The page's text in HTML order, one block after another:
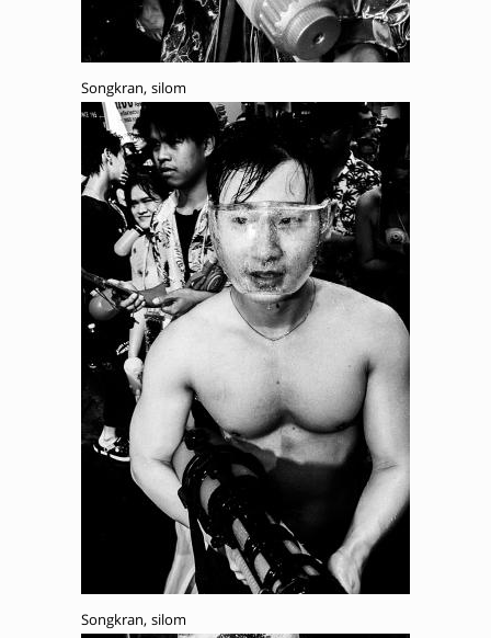
Songkran, silom
Songkran, silom